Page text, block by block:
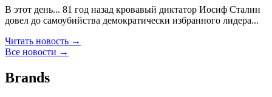
В этот день... 81 год назад кровавый диктатор Иосиф Сталин
довел до самоубийства демократически избранного лидера...
Читать новость →
Все новости →
Brands